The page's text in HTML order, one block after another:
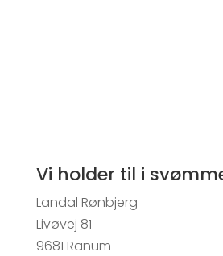
Vi holder til i
Landal Rønbjerg
Livøvej 81
9681 Ranum